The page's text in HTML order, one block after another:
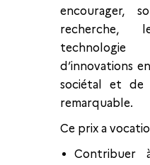
encourager,
technologie
d’innovations
sociétal et de
remarquable.
Ce prix a
Contribuer